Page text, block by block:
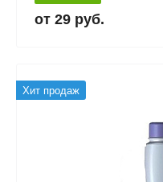
29 руб.
Хит продаж